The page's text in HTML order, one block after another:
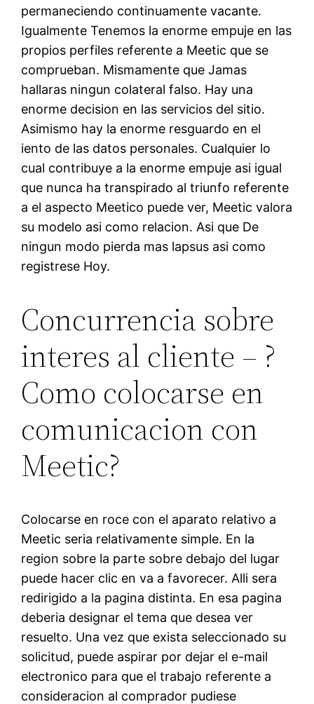
permaneciendo continuamente vacante.
Igualmente Tenemos la enorme empuje en las
propios perfiles referente a Meetic que se
comprueban. Mismamente que Jamas
hallaras ningun colateral falso. Hay una
enorme decision en las servicios del sitio.
Asimismo hay la enorme resguardo en el
iento de las datos personales. Cualquier lo
cual contribuye a la enorme empuje asi igual
que nunca ha transpirado al triunfo referente
a el aspecto Meetico puede ver, Meetic valora
su modelo asi como relacion. Asi que De
ningun modo pierda mas lapsus asi como
registrese Hoy.
Concurrencia sobre
interes al cliente – ?
Como colocarse en
comunicacion con
Meetic?
Colocarse en roce con el aparato relativo a
Meetic seria relativamente simple. En la
region sobre la parte sobre debajo del lugar
puede hacer clic en va a favorecer. Alli sera
redirigido a la pagina distinta. En esa pagina
deberia designar el tema que desea ver
resuelto. Una vez que exista seleccionado su
solicitud, puede aspirar por dejar el e-mail
electronico para que el trabajo referente a
consideracion al comprador pudiese